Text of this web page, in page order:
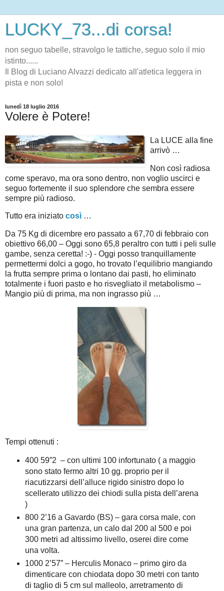
LUCKY_73...di corsa!
non seguo tabelle, stravolgo le tattiche, seguo solo il mio
istinto......
Il Blog di Luciano Alvazzi dedicato all'atletica leggera in
pista e non solo!
lunedì 18 luglio 2016
Volere è Potere!
La LUCE alla fine
arrivò …
Non così radiosa
come speravo, ma ora sono dentro, non voglio uscirci e
seguo fortemente il suo splendore che sembra essere
sempre più radioso.
Tutto era iniziato così …
Da 75 Kg di dicembre ero passato a 67,70 di febbraio con
obiettivo 66,00 – Oggi sono 65,8 peraltro con tutti i peli sulle
gambe, senza ceretta! :-) - Oggi posso tranquillamente
permettermi dolci a gogo, ho trovato l’equilibrio mangiando
la frutta sempre prima o lontano dai pasti, ho eliminato
totalmente i fuori pasto e ho risvegliato il metabolismo –
Mangio più di prima, ma non ingrasso più …
Tempi ottenuti :
400 59”2 – con ultimi 100 infortunato ( a maggio
sono stato fermo altri 10 gg. proprio per il
riacutizzarsi dell’alluce rigido sinistro dopo lo
scellerato utilizzo dei chiodi sulla pista dell’arena
)
800 2’16 a Gavardo (BS) – gara corsa male, con
una gran partenza, un calo dal 200 al 500 e poi
300 metri ad altissimo livello, oserei dire come
una volta.
1000 2’57” – Herculis Monaco – primo giro da
dimenticare con chiodata dopo 30 metri con tanto
di taglio di 5 cm sul malleolo, arretramento di